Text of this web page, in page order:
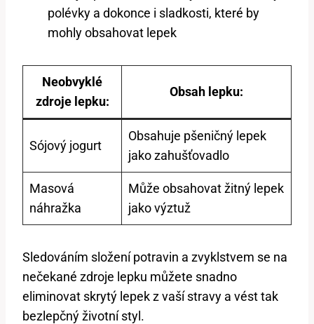
polévky a dokonce i sladkosti, které by
mohly obsahovat lepek
Neobvyklé
zdroje lepku:
Obsah lepku:
Sójový jogurt
Obsahuje pšeničný lepek
jako zahušťovadlo
Masová
náhražka
Může obsahovat žitný lepek
jako výztuž
Sledováním složení potravin a zvyklstvem se na
nečekané zdroje lepku můžete snadno
eliminovat skrytý lepek z vaší stravy a vést tak
bezlepčný životní styl.